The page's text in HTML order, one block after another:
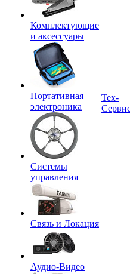
Комплектующие
и аксессуары
Портативная
электроника
Системы
управления
Связь и Локация
Аудио-Видео
Tex-